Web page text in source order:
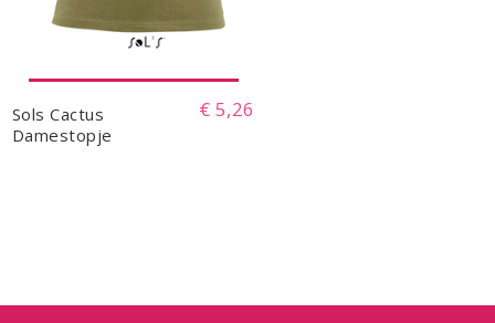
Sols Cactus
Damestopje
€ 5,26